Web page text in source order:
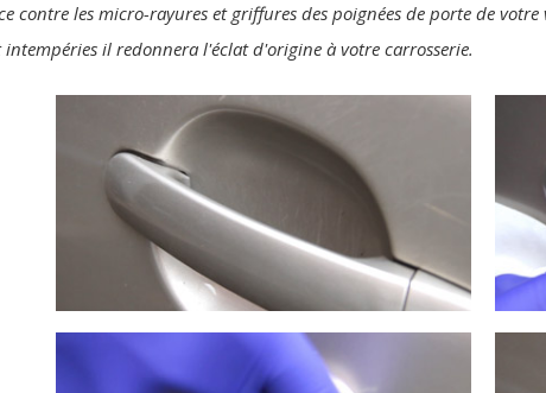
contre les micro-rayures et griffures des poignées de porte de
intempéries il redonnera l'éclat d'origine à votre carrosserie.